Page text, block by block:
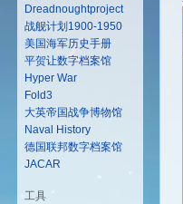
Dreadnoughtproject
战舰计划1900-1950
美国海军历史手册
平贺让数字档案馆
Hyper War
Fold3
大英帝国战争博物馆
Naval History
德国联邦数字档案馆
JACAR
工具